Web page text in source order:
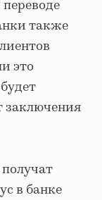
также
это
заключения
в банке